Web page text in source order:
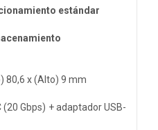
estándar
80,6 x (Alto) 9 mm
(20 Gbps) + adaptador USB-